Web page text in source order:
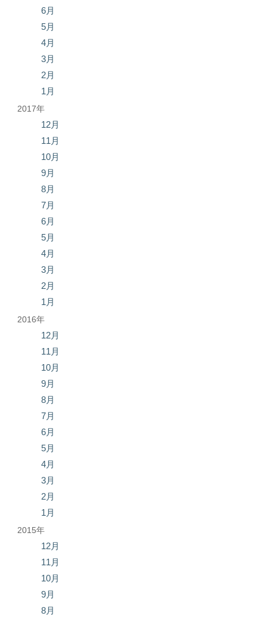
6月
5月
4月
3月
2月
1月
2017年
12月
11月
10月
9月
8月
7月
6月
5月
4月
3月
2月
1月
2016年
12月
11月
10月
9月
8月
7月
6月
5月
4月
3月
2月
1月
2015年
12月
11月
10月
9月
8月